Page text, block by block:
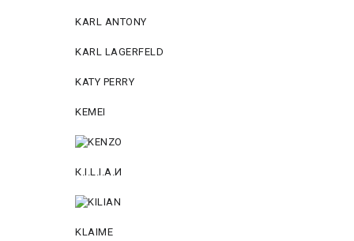
KARL ANTONY
KARL LAGERFELD
KATY PERRY
KEMEI
К.I.L.I.А.И
KLAIME